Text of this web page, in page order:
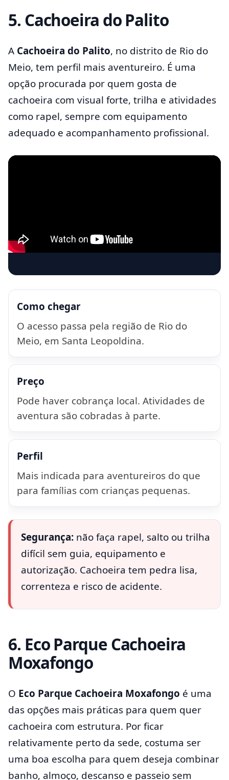
5. Cachoeira do Palito
A Cachoeira do Palito, no distrito de Rio do
Meio, tem perfil mais aventureiro. É uma
opção procurada por quem gosta de
cachoeira com visual forte, trilha e atividades
como rapel, sempre com equipamento
adequado e acompanhamento profissional.
Como chegar
O acesso passa pela região de Rio do
Meio, em Santa Leopoldina.
Preço
Pode haver cobrança local. Atividades de
aventura são cobradas à parte.
Perfil
Mais indicada para aventureiros do que
para famílias com crianças pequenas.
Segurança: não faça rapel, salto ou trilha
difícil sem guia, equipamento e
autorização. Cachoeira tem pedra lisa,
correnteza e risco de acidente.
6. Eco Parque Cachoeira
Moxafongo
O Eco Parque Cachoeira Moxafongo é uma
das opções mais práticas para quem quer
cachoeira com estrutura. Por ficar
relativamente perto da sede, costuma ser
uma boa escolha para quem deseja combinar
banho, almoço, descanso e passeio sem